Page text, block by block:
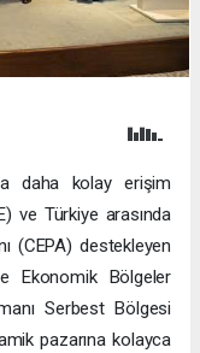
daha kolay erişim
ve Türkiye arasında
(CEPA) destekleyen
Ekonomik Bölgeler
Serbest Bölgesi
pazarına kolayca